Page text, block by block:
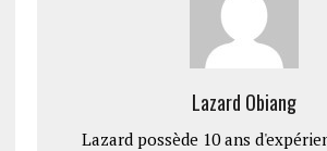
Lazard Obiang
Lazard possède 10 ans